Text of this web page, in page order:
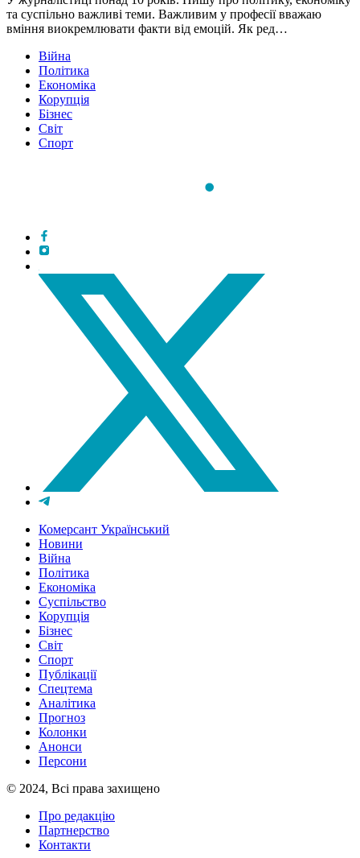
та суспільно важливі теми. Важливим у професії вважаю
вміння виокремлювати факти від емоцій. Як ред…
Війна
Політика
Економіка
Корупція
Бізнес
Світ
Спорт
Комерсант Український
Новини
Війна
Політика
Економіка
Суспільство
Корупція
Бізнес
Світ
Спорт
Публікації
Спецтема
Аналітика
Прогноз
Колонки
Анонси
Персони
© 2024, Всі права захищено
Про редакцію
Партнерство
Контакти